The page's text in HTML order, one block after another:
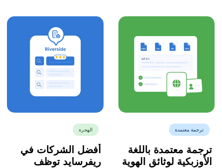
طلبات تقديم الأدلة
ترجمات معتمدة لسجلات
الميلاد والزواج وبطاقات
على معلومات إضافية
من خلال الترجمات
المعتمدة، والترجمة
الصوتية الدقيقة،
والتغطية الكاملة للطوابع.
ترجمة معتمدة
ترجمة معتمدة باللغة
الأوزبكية لوثائق الهوية
الهجرة
أفضل الشركات في
ريفرسايد توظف